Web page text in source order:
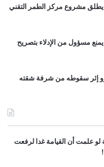
يطلق مشروع مركز الطمر التقني
مسؤول من الإدلاء بتصريح
إثر سقوطه من شرفة شقته
لو علمت أن القيامة غدا لرفعت